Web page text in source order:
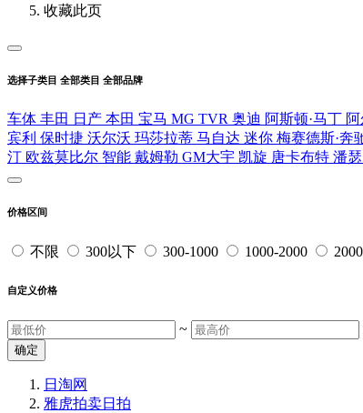
收藏此页
选择子类目 全部类目 全部品牌
车体 丰田 日产 本田 宝马 MG TVR 奥迪 阿斯顿·马丁
宾利 保时捷 沃尔沃 玛莎拉蒂 马自达 迷你 梅赛德斯·奔
汀 欧兹莫比尔 智能 戴姆勒 GM大宇 凯旋 唐卡布特 潘瑟
价格区间
不限 300以下 300-1000 1000-2000
自定义价格
~
确定
日淘网
雅虎拍卖日拍